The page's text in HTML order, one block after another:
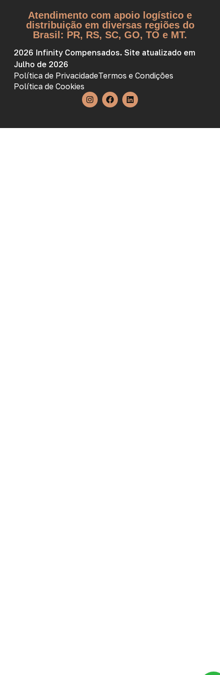
Atendimento com apoio logístico e
distribuição em diversas regiões do
Brasil: PR, RS, SC, GO, TO e MT.
2026 Infinity Compensados. Site atualizado em
Julho de 2026
Política de PrivacidadeTermos e Condições
Política de Cookies